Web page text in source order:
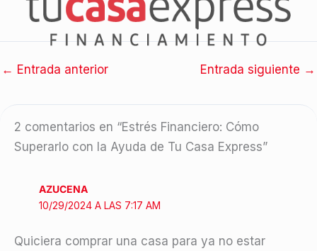
← Entrada anterior Entrada siguiente →
2 comentarios en “Estrés Financiero: Cómo
Superarlo con la Ayuda de Tu Casa Express”
AZUCENA
10/29/2024 A LAS 7:17 AM
Quiciera comprar una casa para ya no estar